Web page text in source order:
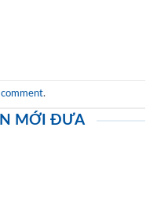
comment.
MỚI ĐƯA